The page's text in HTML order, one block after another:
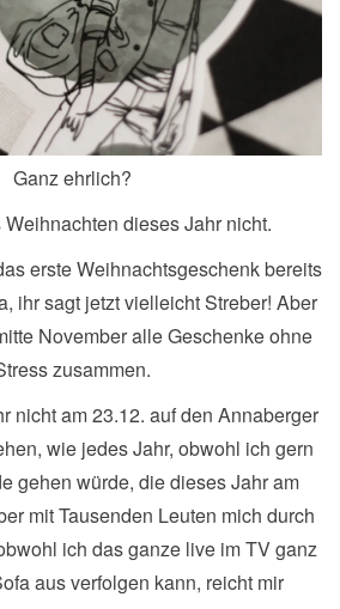
Ganz ehrlich?
dieses Jahr nicht.
erste Weihnachtsgeschenk bereits
ihr sagt jetzt vielleicht Streber! Aber
November alle Geschenke ohne
zusammen.
nicht am 23.12. auf den Annaberger
wie jedes Jahr, obwohl ich gern
gehen würde, die dieses Jahr am
mit Tausenden Leuten mich durch
ich das ganze live im TV ganz
aus verfolgen kann, reicht mir